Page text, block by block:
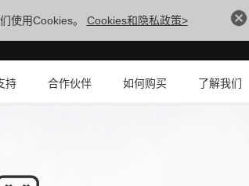
使用Cookies。 Cookies和隐私政策>
持 合作伙伴 如何购买 了解我们